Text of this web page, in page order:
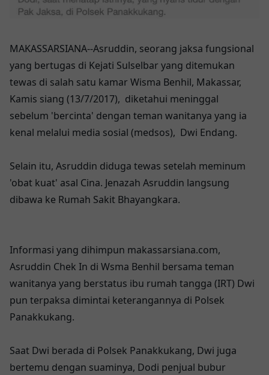
MAKASSARSIANA--Asruddin, seorang jaksa fungsional
yang bertugas di Kejati Sulselbar yang ditemukan
tewas di salah satu kamar Wisma Benhil, Makassar,
Kamis siang (13/7/2017), diketahui meninggal
sebelum 'bercinta' dengan teman wanitanya yang ia
kenal melalui media sosial (medsos), Dwi Endang.
Selain itu, Asruddin diduga tewas setelah meminum
'obat kuat' asal Cina. Jenazah Asruddin langsung
dibawa ke Rumah Sakit Bhayangkara.
Informasi yang dihimpun makassarsiana.com,
Asruddin Chek In di Wsma Benhil bersama teman
wanitanya yang berstatus ibu rumah tangga (IRT) Dwi
pun terpaksa dimintai keterangannya di Polsek
Panakkukang.
Saat Dwi berada di Polsek Panakkukang, Dwi juga
bertemu dengan suaminya, Dodi penjual bubur